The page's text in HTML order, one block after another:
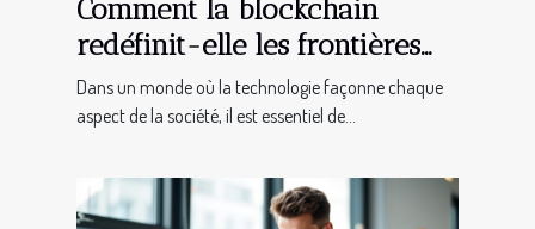
Comment la blockchain
redéfinit-elle les frontières
de la justice ?
Dans un monde où la technologie façonne chaque
aspect de la société, il est essentiel de...